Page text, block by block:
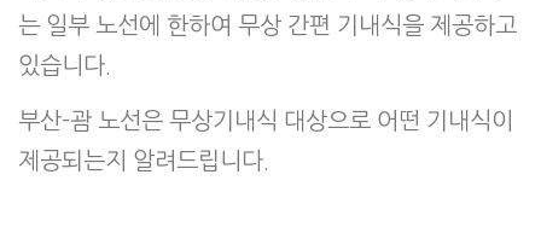
는 일부 노선에 한하여 무상 간편 기내식을 제공하고
있습니다.
부산-괌 노선은 무상기내식 대상으로 어떤 기내식이
제공되는지 알려드립니다.